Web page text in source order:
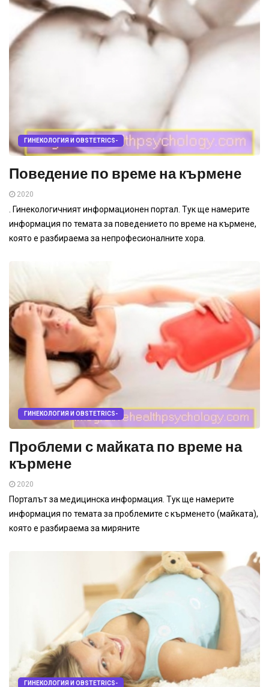
ГИНЕКОЛОГИЯ И OBSTETRICS-
Поведение по време на кърмене
2020
. Гинекологичният информационен портал. Тук ще намерите
информация по темата за поведението по време на кърмене,
която е разбираема за непрофесионалните хора.
ГИНЕКОЛОГИЯ И OBSTETRICS-
Проблеми с майката по време на
кърмене
2020
Порталът за медицинска информация. Тук ще намерите
информация по темата за проблемите с кърменето (майката),
която е разбираема за миряните
ГИНЕКОЛОГИЯ И OBSTETRICS-